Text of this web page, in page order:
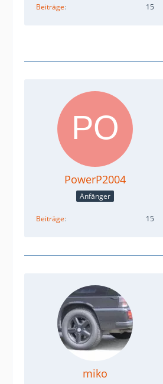
Beiträge 15
PowerP2004
Anfänger
Beiträge 15
miko